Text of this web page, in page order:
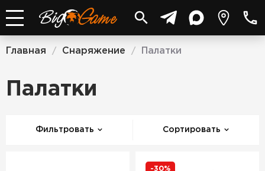
Главная / Снаряжение / Палатки
Палатки
Фильтровать Сортировать
-30%